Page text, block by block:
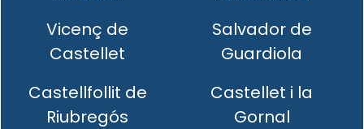
Vicenç de
Castellet
Salvador de
Guardiola
Castellfollit de
Riubregós
Castellet i la
Gornal